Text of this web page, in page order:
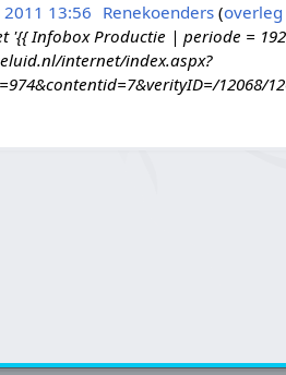
13:56 Renekoenders overleg
'{{ Infobox Productie | periode =
internet/index.aspx?
12068/